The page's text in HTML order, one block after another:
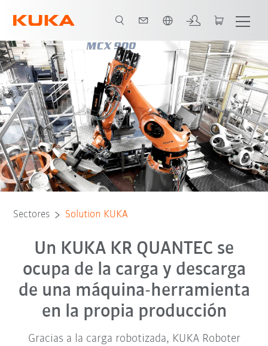
Todos los socios del sistema
Sectores Solution KUKA
Un KUKA KR QUANTEC se
ocupa de la carga y descarga
de una máquina-herramienta
en la propia producción
Gracias a la carga robotizada, KUKA Roboter